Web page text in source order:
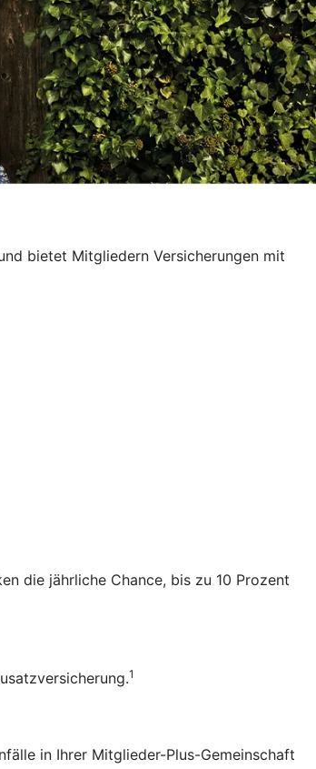
bietet Mitgliedern Versicherungen mit
die jährliche Chance, bis zu 10 Prozent
1
in Ihrer Mitglieder-Plus-Gemeinschaft